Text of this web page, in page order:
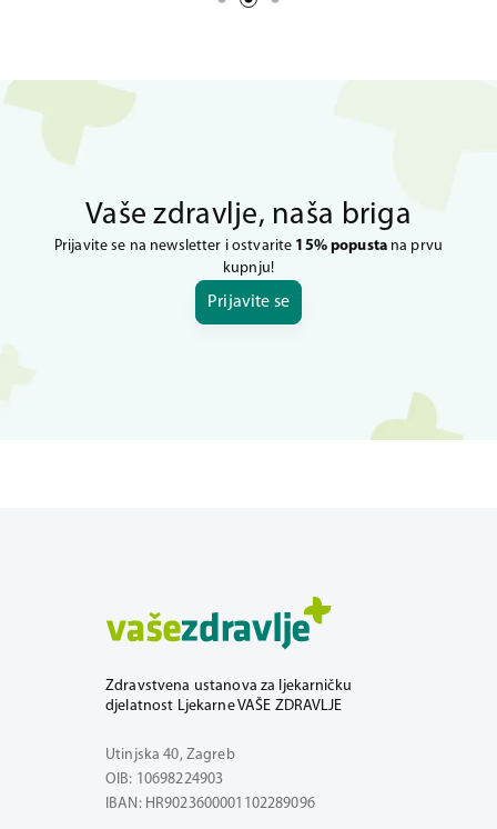
Vaše zdravlje, naša briga
Prijavite se na newsletter i ostvarite 15% popustana prvu
kupnju!
Prijavite se
Zdravstvena ustanova za ljekarničku
djelatnost Ljekarne VAŠE ZDRAVLJE
Utinjska 40, Zagreb
OIB: 10698224903
IBAN: HR9023600001102289096